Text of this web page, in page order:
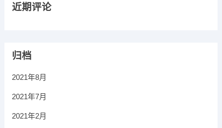
近期评论
归档
2021年8月
2021年7月
2021年2月